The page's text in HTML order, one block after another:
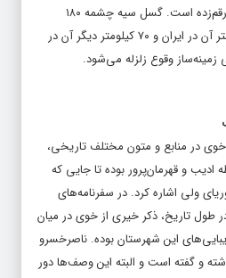
اصلی و حدود ۱۵۰ پس‌لرزه را رقم‌زده است. گسل سیه چشمه ۱۸۰
کیلومتر طول دارد که ۱۱۰ کیلومتر آن در ایران و ۷۰ کیلومتر دیگر آن در
زمینه‌ساز وقوع زلزله می‌شود.
خوی در منابع و متون مختلف تاریخی،
و قهرمان‌پرور بوده تا جایی که
ولی اشاره کرد. در سفرنامه‌های
طول تاریخ، ذکر خیری از خوی در میان
این شهرستان بوده. ناصرخسرو
و گفته است و البته این وصف‌ها دور